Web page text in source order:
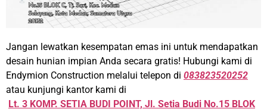
Jangan lewatkan kesempatan emas ini untuk mendapatkan
desain hunian impian Anda secara gratis! Hubungi kami di
Endymion Construction melalui telepon di 083823520252
atau kunjungi kantor kami di
Lt. 3 KOMP. SETIA BUDI POINT, Jl. Setia Budi No.15 BLOK